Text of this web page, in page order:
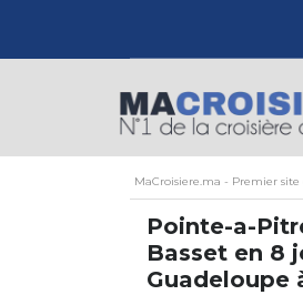
MaCroisiere.ma - Premier
Pointe-a-
Basset en 8
Guadeloupe